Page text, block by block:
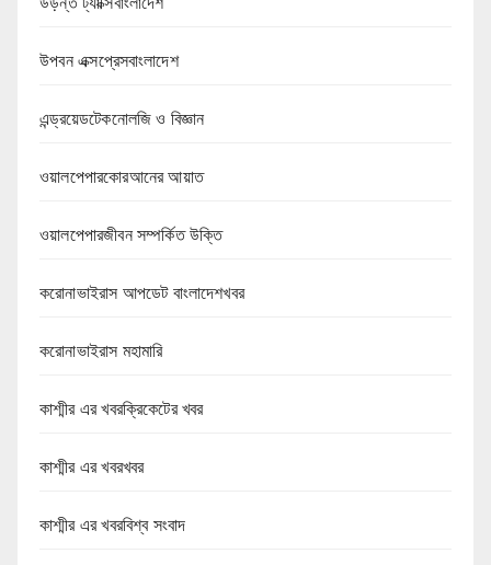
উপবন এক্সপ্রেসবাংলাদেশ
এন্ড্রয়েডটেকনোলজি ও বিজ্ঞান
ওয়ালপেপারকোরআনের আয়াত
ওয়ালপেপারজীবন সম্পর্কিত উক্তি
করোনাভাইরাস আপডেট বাংলাদেশখবর
করোনাভাইরাস মহামারি
কাশ্মীর এর খবরক্রিকেটের খবর
কাশ্মীর এর খবরখবর
কাশ্মীর এর খবরবিশ্ব সংবাদ